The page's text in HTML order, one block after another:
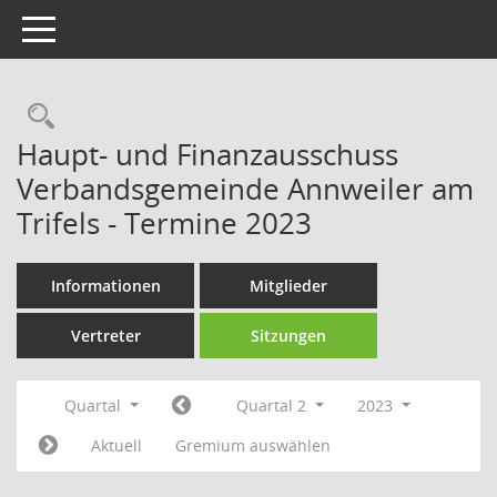
Toggle navigation
Rechercheauswahl
Haupt- und Finanzausschuss
Verbandsgemeinde Annweiler am
Trifels - Termine 2023
Informationen Mitglieder
Vertreter Sitzungen
Quartal Quartal 2
2023
Aktuell
Gremium auswählen